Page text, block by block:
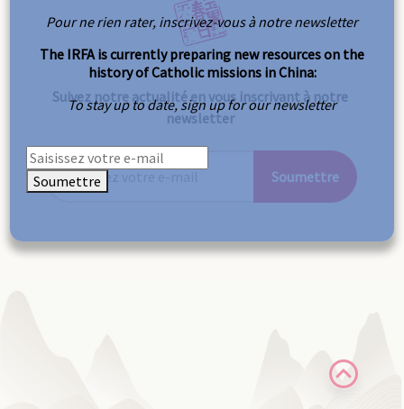
Suivez notre actualité en vous inscrivant à notre
newsletter
Soumettre
Pour ne rien rater, inscrivez-vous à notre newsletter
The IRFA is currently preparing new resources on the
history of Catholic missions in China:
To stay up to date, sign up for our newsletter
Soumettre